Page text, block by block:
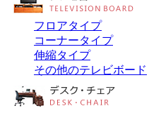
フロアタイプ
コーナータイプ
伸縮タイプ
その他のテレビボード